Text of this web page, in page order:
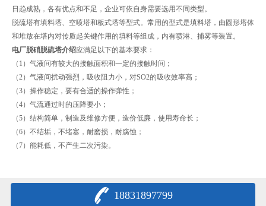
日趋成熟，各有优点和不足，企业可依自身需要选用不同类型。
脱硫塔有填料塔、空喷塔和板式塔等型式。常用的型式是填料塔，由圆形塔体
和堆放在塔内对传质起关键作用的填料等组成，内有喷淋、捕雾等装置。
电厂脱硝脱硫塔介绍应满足以下的基本要求：
（1）气液间有较大的接触面积和一定的接触时间；
（2）气液间扰动强烈，吸收阻力小，对SO2的吸收效率高；
（3）操作稳定，要有合适的操作弹性；
（4）气流通过时的压降要小；
（5）结构简单，制造及维修方便，造价低廉，使用寿命长；
（6）不结垢，不堵塞，耐磨损，耐腐蚀；
（7）能耗低，不产生二次污染。
18831897799